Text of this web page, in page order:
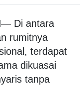
Di antara
rumitnya
terdapat
dikuasai
tanpa